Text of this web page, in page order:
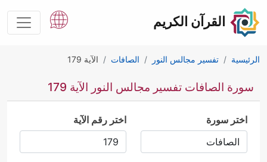
القرآن الكريم
الرئيسية تفسير مجالس النور الصافات الآية 179
سورة الصافات تفسير مجالس النور الآية 179
اختر سورة اختر رقم الآية